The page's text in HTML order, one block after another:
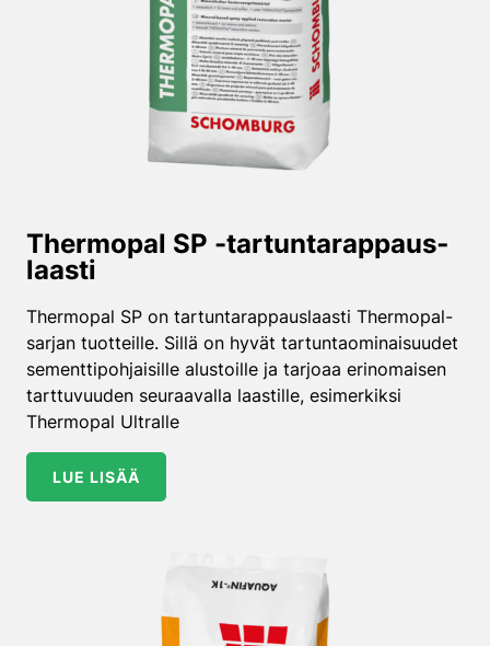
Thermopal SP -tartuntarappaus­
laasti
Thermopal SP on tartuntarappauslaasti Thermopal-
sarjan tuotteille. Sillä on hyvät tartuntaominaisuudet
sementtipohjaisille alustoille ja tarjoaa erinomaisen
tarttuvuuden seuraavalla laastille, esimerkiksi
Thermopal Ultralle
LUE LISÄÄ